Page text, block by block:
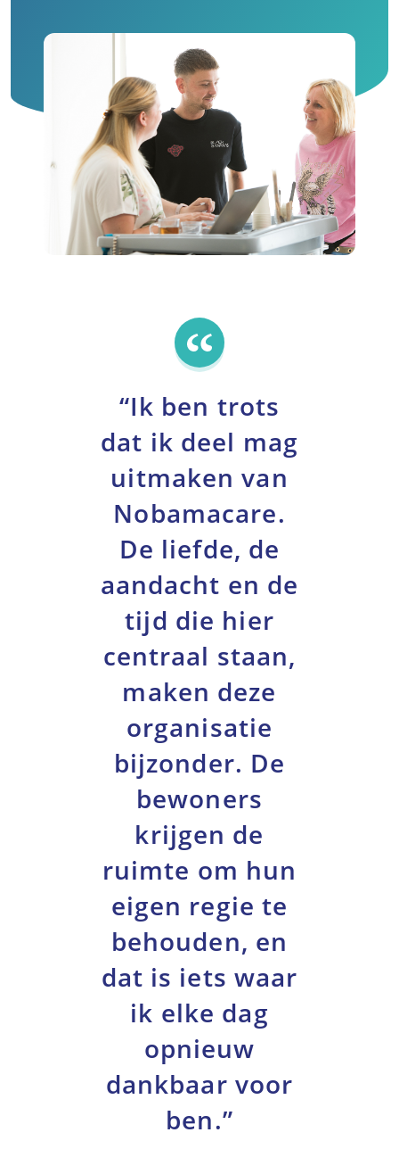
“Ik ben trots
dat ik deel mag
uitmaken van
Nobamacare.
De liefde, de
aandacht en de
tijd die hier
centraal staan,
maken deze
organisatie
bijzonder. De
bewoners
krijgen de
ruimte om hun
eigen regie te
behouden, en
dat is iets waar
ik elke dag
opnieuw
dankbaar voor
ben.”